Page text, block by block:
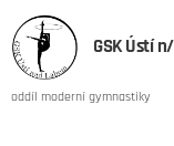
GSK Ústí
oddíl moderní gymnastiky